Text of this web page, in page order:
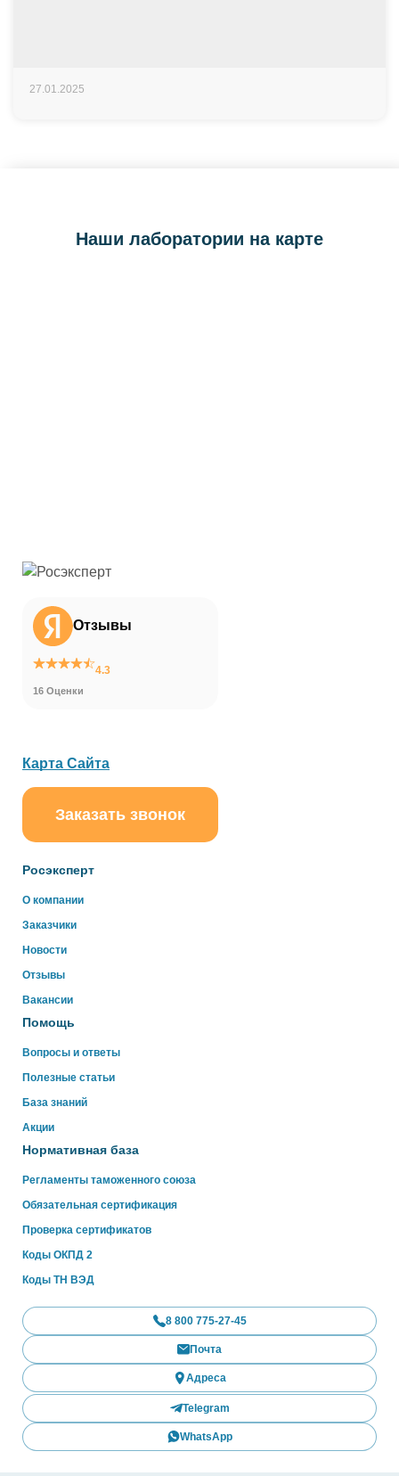
27.01.2025
Наши лаборатории на карте
Отзывы
4.3
16 Оценки
Росэксперт
О компании
Заказчики
Новости
Отзывы
Вакансии
Помощь
Вопросы и ответы
Полезные статьи
База знаний
Акции
Нормативная база
Регламенты таможенного союза
Обязательная сертификация
Проверка сертификатов
Коды ОКПД 2
Коды ТН ВЭД
Карта Сайта
Заказать звонок
8 800 775-27-45
Почта
Адреса
Telegram
WhatsApp
online
Здравствуйте!
Свяжитесь с нами через WhatsApp нажав на кнопку
WhatsApp